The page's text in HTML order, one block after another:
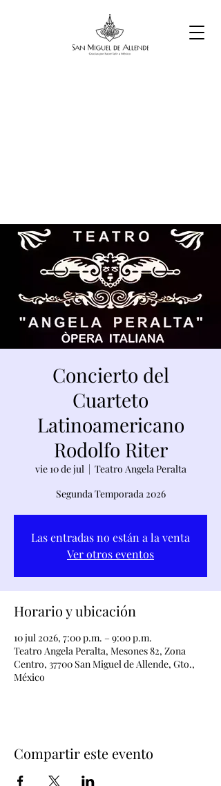
Concierto del
Cuarteto
Latinoamericano
Rodolfo Riter
vie 10 de jul
  |
Teatro Angela Peralta
Segunda Temporada 2026
Las entradas no están a la venta
Ver otros eventos
Horario y ubicación
10 jul 2026, 7:00 p.m. – 9:00 p.m.
Teatro Angela Peralta, Mesones 82, Zona
Centro, 37700 San Miguel de Allende, Gto.,
México
Compartir este evento